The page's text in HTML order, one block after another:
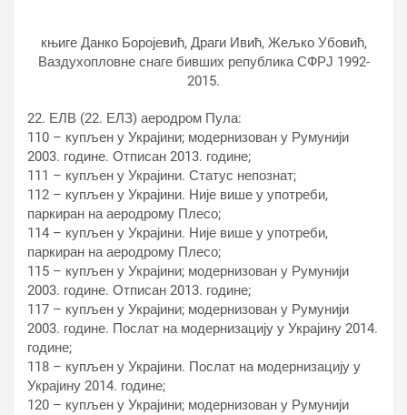
књиге Данко Боројевић, Драги Ивић, Жељко Убовић,
Ваздухопловне снаге бивших република СФРЈ 1992-
2015.
22. ЕЛВ (22. ЕЛЗ) аеродром Пула:
110 – купљен у Украјини; модернизован у Румунији
2003. године. Отписан 2013. године;
111 – купљен у Украјини. Статус непознат;
112 – купљен у Украјини. Није више у употреби,
паркиран на аеродрому Плесо;
114 – купљен у Украјини. Није више у употреби,
паркиран на аеродрому Плесо;
115 – купљен у Украјини; модернизован у Румунији
2003. године. Отписан 2013. године;
117 – купљен у Украјини; модернизован у Румунији
2003. године. Послат на модернизацију у Украјину 2014.
године;
118 – купљен у Украјини. Послат на модернизацију у
Украјину 2014. године;
120 – купљен у Украјини; модернизован у Румунији